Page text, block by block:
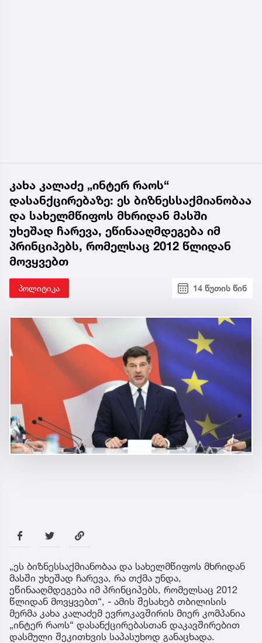
კახა კალაძე „ინტერ რაოს“
დასანქცირებაზე: ეს ბიზნესსაქმიანობაა
და სახელმწიფოს მხრიდან მასში
უხეშად ჩარევა, ეწინააღმდეგება იმ
პრინციპებს, რომელსაც 2012 წლიდან
მოვყვებთ
პოლიტიკა 14 წუთის წინ
„ეს ბიზნესსაქმიანობაა და სახელმწიფოს მხრიდან
მასში უხეშად ჩარევა, რა თქმა უნდა,
ეწინააღმდეგება იმ პრინციპებს, რომელსაც 2012
წლიდან მოვყვებთ“, - ამის შესახებ თბილისის
მერმა კახა კალაძემ ევროკავშირის მიერ კომპანია
„ინტერ რაოს“ დასანქცირებასთან დაკავშირებით
დასმული შეკითხვის საპასუხოდ განაცხადა.